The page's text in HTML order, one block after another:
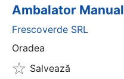
Ambalator Manual
Frescoverde SRL
Oradea
Salvează